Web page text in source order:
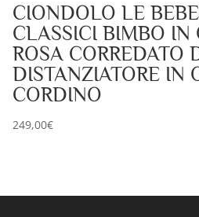
CIONDOLO LE
CLASSICI BIMBO IN
ROSA CORREDATO
DISTANZIATORE IN
CORDINO
249,00€